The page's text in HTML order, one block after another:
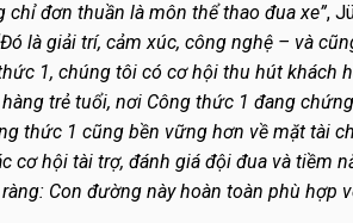
chỉ đơn thuần là môn thể thao đua xe”,
là giải trí, cảm xúc, công nghệ – và
1, chúng tôi có cơ hội thu hút khách
trẻ tuổi, nơi Công thức 1 đang
thức 1 cũng bền vững hơn về mặt tài
cơ hội tài trợ, đánh giá đội đua và tiềm
Con đường này hoàn toàn phù hợp